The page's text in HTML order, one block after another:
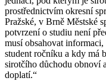
prostřednictvím okresní
Pražské, v Brně Městské
potvrzení o studiu není
musí obsahovat
student ročníku a kdy má
sirotčího důchodu obnoví
doplatí.“